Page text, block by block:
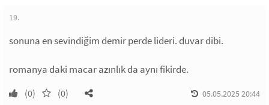
19.
sonuna en sevindiğim demir perde lideri. duvar dibi.
romanya daki macar azınlık da aynı fikirde.
(0) (0) 05.05.2025 20:44